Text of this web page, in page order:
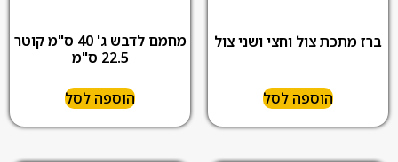
ברז מתכת צול וחצי ושני צול
הוספה לסל
מחמם לדבש ג' 40 ס"מ קוטר
22.5 ס"מ
הוספה לסל